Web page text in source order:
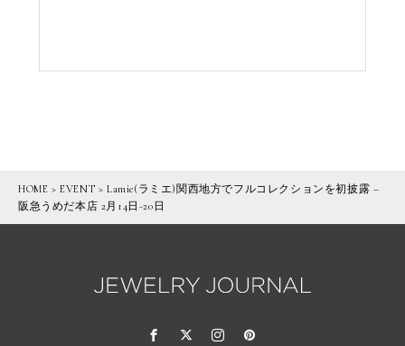
HOME >EVENT >Lamie(ラミエ)関西地方でフルコレクションを初披露 –
阪急うめだ本店 2月14日-20日